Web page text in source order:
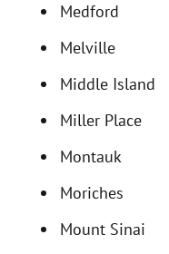
Medford
Melville
Middle Island
Miller Place
Montauk
Moriches
Mount Sinai